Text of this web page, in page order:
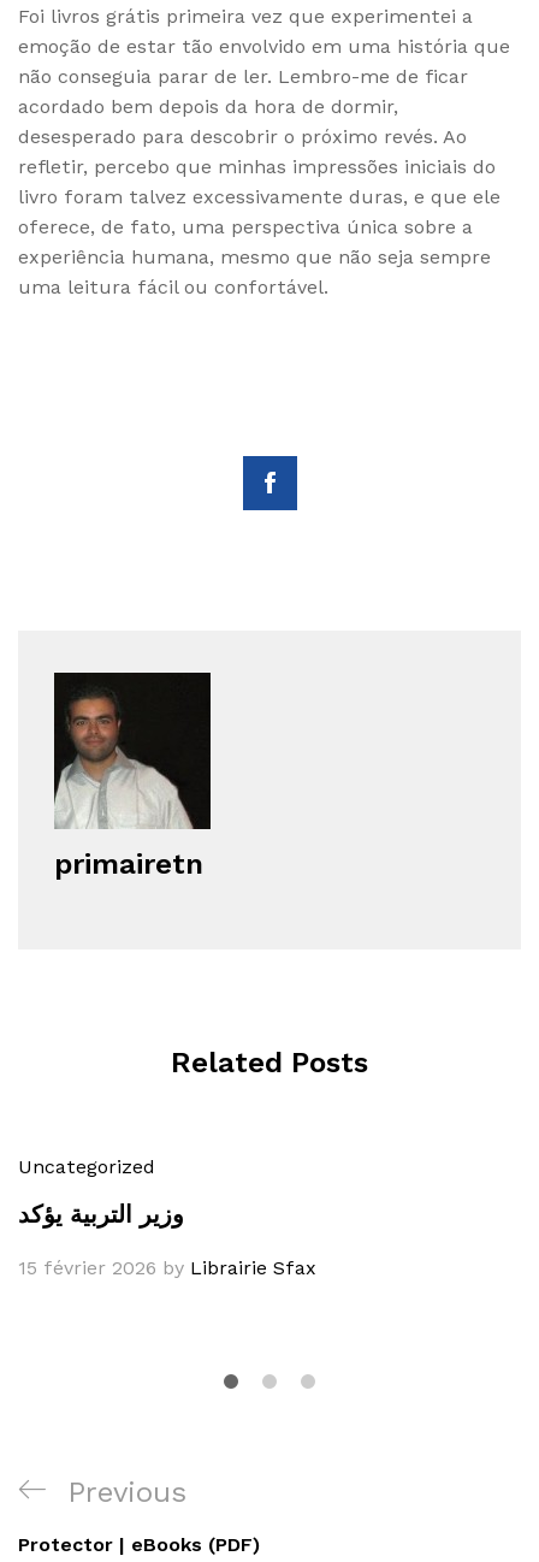
Foi livros grátis primeira vez que experimentei a
emoção de estar tão envolvido em uma história que
não conseguia parar de ler. Lembro-me de ficar
acordado bem depois da hora de dormir,
desesperado para descobrir o próximo revés. Ao
refletir, percebo que minhas impressões iniciais do
livro foram talvez excessivamente duras, e que ele
oferece, de fato, uma perspectiva única sobre a
experiência humana, mesmo que não seja sempre
uma leitura fácil ou confortável.
primairetn
Related Posts
Uncategorized
وزير التربية يؤكد
15 février 2026 by Librairie Sfax
Navigation
de
Previous
Post
Previous
Protector | eBooks (PDF)